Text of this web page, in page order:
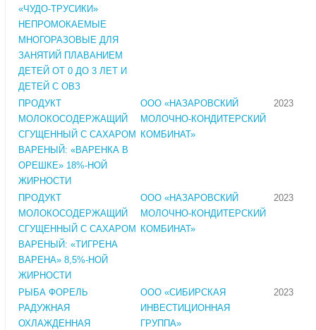
«ЧУДО-ТРУСИКИ»
НЕПРОМОКАЕМЫЕ
МНОГОРАЗОВЫЕ ДЛЯ
ЗАНЯТИЙ ПЛАВАНИЕМ
ДЕТЕЙ ОТ 0 ДО 3 ЛЕТ И
ДЕТЕЙ С ОВЗ
ПРОДУКТ
МОЛОКОСОДЕРЖАЩИЙ
СГУЩЕННЫЙ С САХАРОМ
ВАРЕНЫЙ: «ВАРЕНКА В
ОРЕШКЕ» 18%-НОЙ
ЖИРНОСТИ
ООО «НАЗАРОВСКИЙ
МОЛОЧНО-КОНДИТЕРСКИЙ
КОМБИНАТ»
2023
ПРОДУКТ
МОЛОКОСОДЕРЖАЩИЙ
СГУЩЕННЫЙ С САХАРОМ
ВАРЕНЫЙ: «ТИГРЕНА
ВАРЕНА» 8,5%-НОЙ
ЖИРНОСТИ
ООО «НАЗАРОВСКИЙ
МОЛОЧНО-КОНДИТЕРСКИЙ
КОМБИНАТ»
2023
РЫБА ФОРЕЛЬ
РАДУЖНАЯ
ОХЛАЖДЕННАЯ
ООО «СИБИРСКАЯ
ИНВЕСТИЦИОННАЯ
ГРУППА»
2023